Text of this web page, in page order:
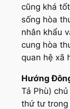
cũng khá
sống hòa
nhân khẩu
cung hòa
quan hệ xã
Hướng
Tả Phù)
thứ tư trong